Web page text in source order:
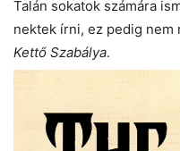
Talán sokatok számára
nektek írni, ez pedig nem
Kettő Szabálya.